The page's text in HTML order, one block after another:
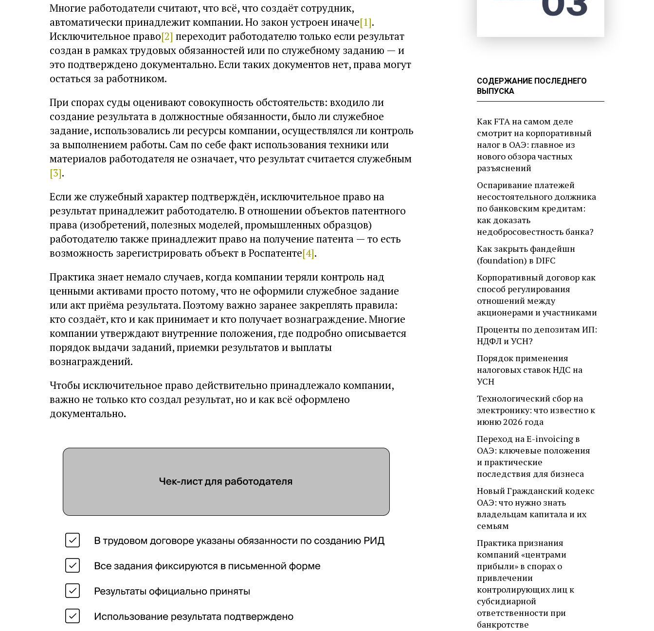
Многие работодатели считают, что всё, что создаёт сотрудник,
автоматически принадлежит компании. Но закон устроен иначе[1].
Исключительное право[2] переходит работодателю только если результат
создан в рамках трудовых обязанностей или по служебному заданию — и
это подтверждено документально. Если таких документов нет, права могут
остаться за работником.
При спорах суды оценивают совокупность обстоятельств: входило ли
создание результата в должностные обязанности, было ли служебное
задание, использовались ли ресурсы компании, осуществлялся ли контроль
за выполнением работы. Сам по себе факт использования техники или
материалов работодателя не означает, что результат считается служебным
[3].
Если же служебный характер подтверждён, исключительное право на
результат принадлежит работодателю. В отношении объектов патентного
права (изобретений, полезных моделей, промышленных образцов)
работодателю также принадлежит право на получение патента — то есть
возможность зарегистрировать объект в Роспатенте[4].
Практика знает немало случаев, когда компании теряли контроль над
ценными активами просто потому, что не оформили служебное задание
или акт приёма результата. Поэтому важно заранее закреплять правила:
кто создаёт, кто и как принимает и кто получает вознаграждение. Многие
компании утверждают внутренние положения, где подробно описывается
порядок выдачи заданий, приемки результатов и выплаты
вознаграждений.
Чтобы исключительное право действительно принадлежало компании,
важно не только кто создал результат, но и как всё оформлено
документально.
СОДЕРЖАНИЕ ПОСЛЕДНЕГО
ВЫПУСКА
Как FTA на самом деле
смотрит на корпоративный
налог в ОАЭ: главное из
нового обзора частных
разъяснений
Оспаривание платежей
несостоятельного должника
по банковским кредитам:
как доказать
недобросовестность банка?
Как закрыть фандейшн
(foundation) в DIFC
Корпоративный договор как
способ регулирования
отношений между
акционерами и участниками
Проценты по депозитам ИП:
НДФЛ и УСН?
Порядок применения
налоговых ставок НДС на
УСН
Технологический сбор на
электронику: что известно к
июню 2026 года
Переход на E-invoicing в
ОАЭ: ключевые положения
и практические
последствия для бизнеса
Новый Гражданский кодекс
ОАЭ: что нужно знать
владельцам капитала и их
семьям
Практика признания
компаний «центрами
прибыли» в спорах о
привлечении
контролирующих лиц к
субсидиарной
ответственности при
банкротстве